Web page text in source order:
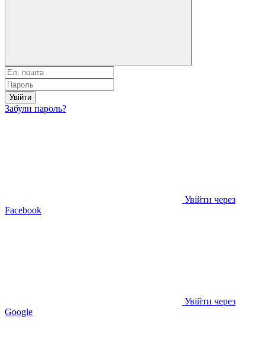
Увійти
Забули пароль?
Увійти через
Facebook
Увійти через
Google